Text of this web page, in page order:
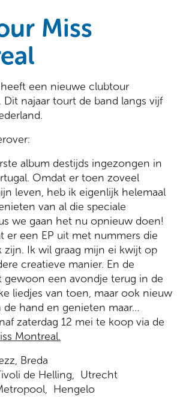
Miss
een nieuwe clubtour
Dit najaar tourt de band langs vijf
album destijds ingezongen in
Omdat er toen zoveel
leven, heb ik eigenlijk helemaal
van al die speciale
we gaan het nu opnieuw doen!
er een EP uit met nummers die
zijn. Ik wil graag mijn ei kwijt op
creatieve manier. En de
een avondje terug in de
liedjes van toen, maar ook nieuw
de hand en genieten maar…
zaterdag 12 mei te koop via de
Montreal.
Breda
de Helling, Utrecht
Hengelo